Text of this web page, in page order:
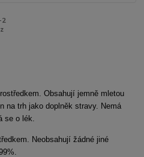
Obsahují jemně mletou
na trh jako doplněk stravy. Nemá
se o lék.
Neobsahují žádné jiné